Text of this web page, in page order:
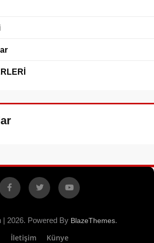
Facebook
X YouTube
| 2026. Powered By BlazeThemes.
İletişim Künye